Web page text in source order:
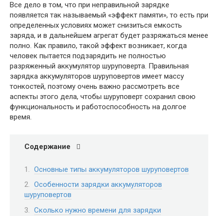
Все дело в том, что при неправильной зарядке
появляется так называемый «эффект памяти», то есть при
определенных условиях может снизиться емкость
заряда, и в дальнейшем агрегат будет разряжаться менее
полно. Как правило, такой эффект возникает, когда
человек пытается подзарядить не полностью
разряженный аккумулятор шуруповерта. Правильная
зарядка аккумуляторов шуруповертов имеет массу
тонкостей, поэтому очень важно рассмотреть все
аспекты этого дела, чтобы шуруповерт сохранил свою
функциональность и работоспособность на долгое
время.
Содержание
Основные типы аккумуляторов шуруповертов
Особенности зарядки аккумуляторов
шуруповертов
Сколько нужно времени для зарядки